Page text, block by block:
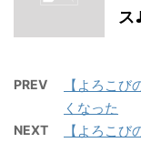
ス
PREV
【よろこ
くなった
NEXT 【よろこ